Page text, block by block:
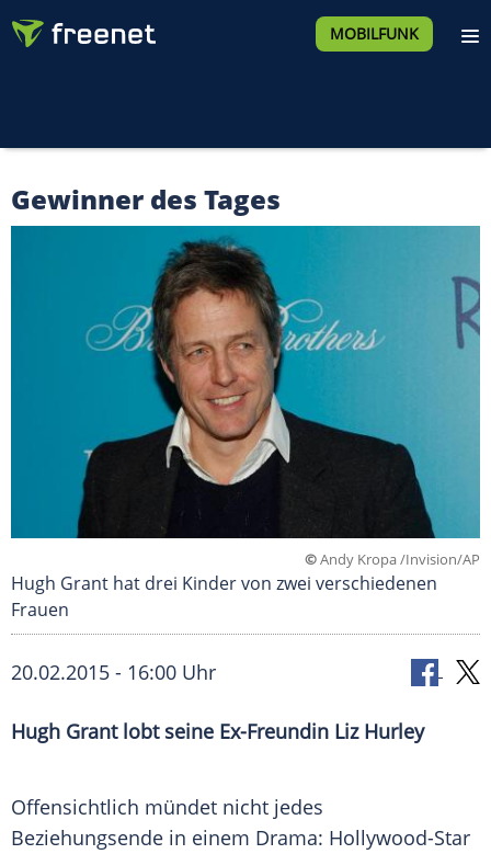
MOBILFUNK
Gewinner des Tages
©Andy Kropa /Invision/AP
Hugh Grant hat drei Kinder von zwei verschiedenen
Frauen
20.02.2015 - 16:00 Uhr
Hugh Grant lobt seine Ex-Freundin Liz Hurley
Offensichtlich mündet nicht jedes
Beziehungsende in einem Drama: Hollywood-Star